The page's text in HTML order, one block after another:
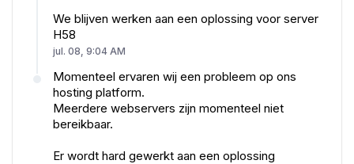
We blijven werken aan een oplossing voor server
H58
jul. 08, 9:04 AM
Momenteel ervaren wij een probleem op ons
hosting platform.
Meerdere webservers zijn momenteel niet
bereikbaar.
Er wordt hard gewerkt aan een oplossing